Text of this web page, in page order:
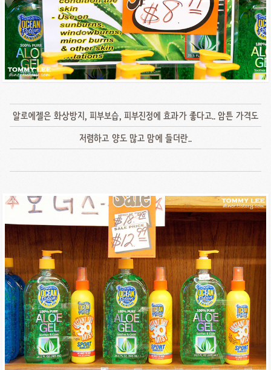
알로에젤은 화상방지, 피부보습, 피부진정에 효과가 좋다고.. 암튼 가격도
저렴하고 양도 많고 맘에 들더란..